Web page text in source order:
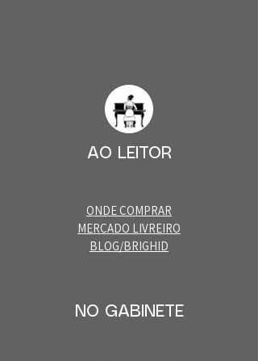
AO LEITOR
ONDE COMPRAR
MERCADO LIVREIRO
BLOG/BRIGHID
NO GABINETE